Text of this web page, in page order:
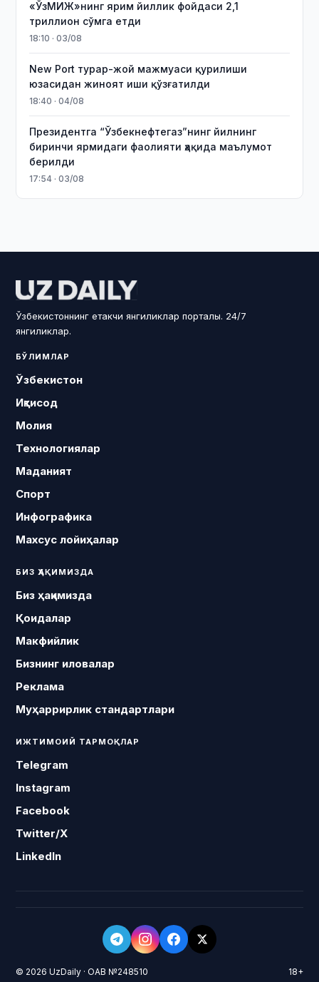
«ЎзМИЖ»нинг ярим йиллик фойдаси 2,1
триллион сўмга етди
18:10 · 03/08
New Port турар-жой мажмуаси қурилиши
юзасидан жиноят иши қўзғатилди
18:40 · 04/08
Президентга “Ўзбекнефтегаз”нинг йилнинг
биринчи ярмидаги фаолияти ҳақида маълумот
берилди
17:54 · 03/08
Ўзбекистоннинг етакчи янгиликлар порталы. 24/7
янгиликлар.
БЎЛИМЛАР
Ўзбекистон
Иқтисод
Молия
Технологиялар
Маданият
Спорт
Инфографика
Махсус лойиҳалар
БИЗ ҲАҚИМИЗДА
Биз ҳақимизда
Қоидалар
Макфийлик
Бизнинг иловалар
Реклама
Муҳаррирлик стандартлари
ИЖТИМОИЙ ТАРМОҚЛАР
Telegram
Instagram
Facebook
Twitter/X
LinkedIn
© 2026 UzDaily · ОАВ №248510 18+